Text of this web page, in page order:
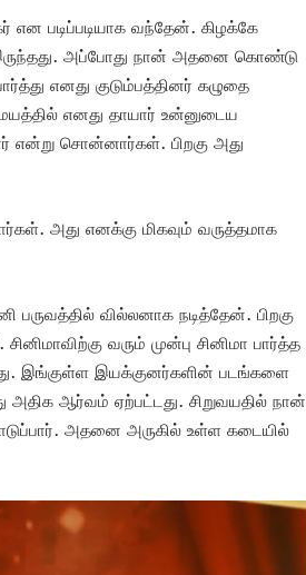
என படிப்படியாக வந்தேன். கிழக்கே
அப்போது நான் அதனை கொண்டு
எனது குடும்பத்தினர் கழுதை
எனது தாயார் உன்னுடைய
என்று சொன்னார்கள். பிறகு அது
அது எனக்கு மிகவும் வருத்தமாக
வில்லனாக நடித்தேன். பிறகு
வரும் முன்பு சினிமா பார்த்த
இங்குள்ள இயக்குனர்களின் படங்களை
அதிக ஆர்வம் ஏற்பட்டது. சிறுவயதில் நான்
அதனை அருகில் உள்ள கடையில்